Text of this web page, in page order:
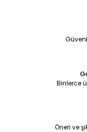
Binlerce
Öneri ve